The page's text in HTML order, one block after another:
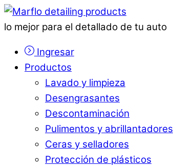
lo mejor para el detallado de tu auto
Ingresar
Productos
Lavado y limpieza
Desengrasantes
Descontaminación
Pulimentos y abrillantadores
Ceras y selladores
Protección de plásticos